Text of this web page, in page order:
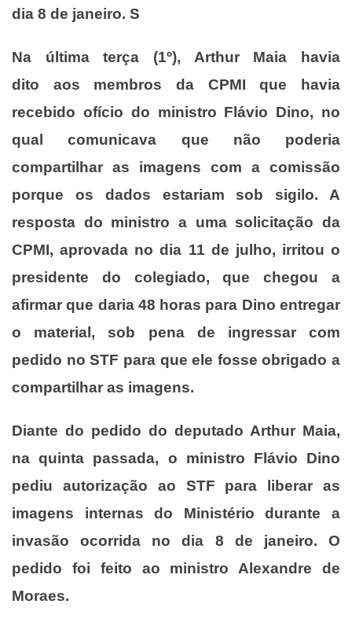
dia 8 de janeiro. S
Na última terça (1º), Arthur Maia havia
dito aos membros da CPMI que havia
recebido ofício do ministro Flávio Dino, no
qual comunicava que não poderia
compartilhar as imagens com a comissão
porque os dados estariam sob sigilo. A
resposta do ministro a uma solicitação da
CPMI, aprovada no dia 11 de julho, irritou o
presidente do colegiado, que chegou a
afirmar que daria 48 horas para Dino entregar
o material, sob pena de ingressar com
pedido no STF para que ele fosse obrigado a
compartilhar as imagens.
Diante do pedido do deputado Arthur Maia,
na quinta passada, o ministro Flávio Dino
pediu autorização ao STF para liberar as
imagens internas do Ministério durante a
invasão ocorrida no dia 8 de janeiro. O
pedido foi feito ao ministro Alexandre de
Moraes.